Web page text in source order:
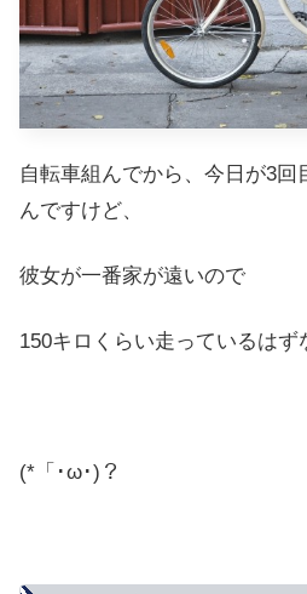
自転車組んでから、今日が3回
んですけど、
彼女が一番家が遠いので
150キロくらい走っているはず
(*「･ω･)？